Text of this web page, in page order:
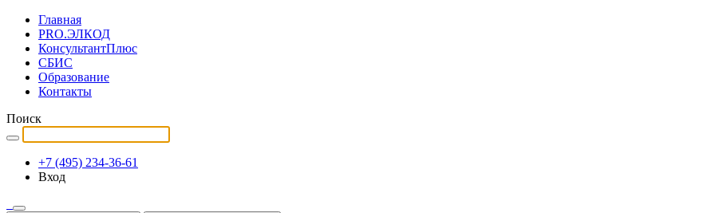
Главная
PRO.ЭЛКОД
КонсультантПлюс
СБИС
Образование
Контакты
Поиск
+7 (495) 234-36-61
Вход